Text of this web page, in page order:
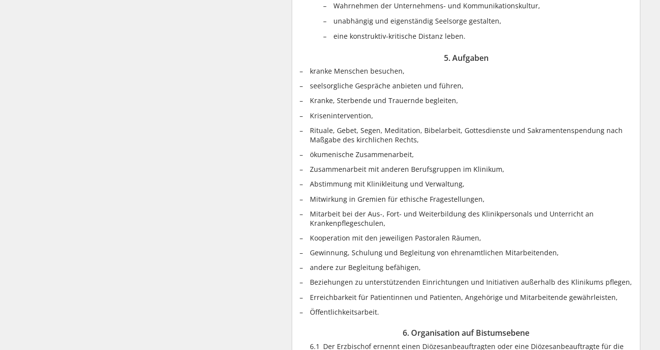
Wahrnehmen der Unternehmens- und Kommunikationskultur,
unabhängig und eigenständig Seelsorge gestalten,
eine konstruktiv-kritische Distanz leben.
5. Aufgaben
kranke Menschen besuchen,
seelsorgliche Gespräche anbieten und führen,
Kranke, Sterbende und Trauernde begleiten,
Krisenintervention,
Rituale, Gebet, Segen, Meditation, Bibelarbeit, Gottesdienste und Sakramentenspendung nach
Maßgabe des kirchlichen Rechts,
ökumenische Zusammenarbeit,
Zusammenarbeit mit anderen Berufsgruppen im Klinikum,
Abstimmung mit Klinikleitung und Verwaltung,
Mitwirkung in Gremien für ethische Fragestellungen,
Mitarbeit bei der Aus-, Fort- und Weiterbildung des Klinikpersonals und Unterricht an
Krankenpflegeschulen,
Kooperation mit den jeweiligen Pastoralen Räumen,
Gewinnung, Schulung und Begleitung von ehrenamtlichen Mitarbeitenden,
andere zur Begleitung befähigen,
Beziehungen zu unterstützenden Einrichtungen und Initiativen außerhalb des Klinikums pflegen,
Erreichbarkeit für Patientinnen und Patienten, Angehörige und Mitarbeitende gewährleisten,
Öffentlichkeitsarbeit.
6. Organisation auf Bistumsebene
6.1 Der Erzbischof ernennt einen Diözesanbeauftragten oder eine Diözesanbeauftragte für die